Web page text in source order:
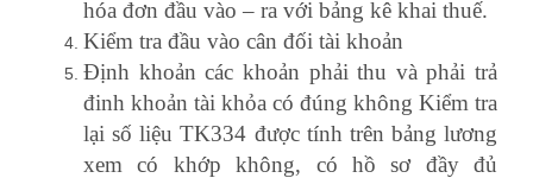
hóa đơn đầu vào – ra với bảng kê khai thuế.
Kiểm tra đầu vào cân đối tài khoản
Định khoản các khoản phải thu và phải trả
đinh khoản tài khỏa có đúng không Kiểm tra
lại số liệu TK334 được tính trên bảng lương
xem có khớp không, có hồ sơ đầy đủ